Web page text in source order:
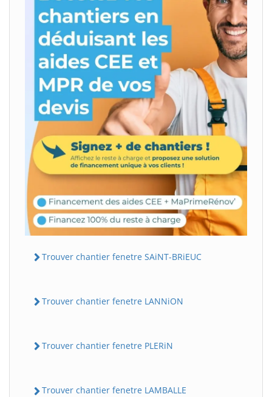
Trouver chantier fenetre SAiNT-BRiEUC
Trouver chantier fenetre LANNiON
Trouver chantier fenetre PLERiN
Trouver chantier fenetre LAMBALLE